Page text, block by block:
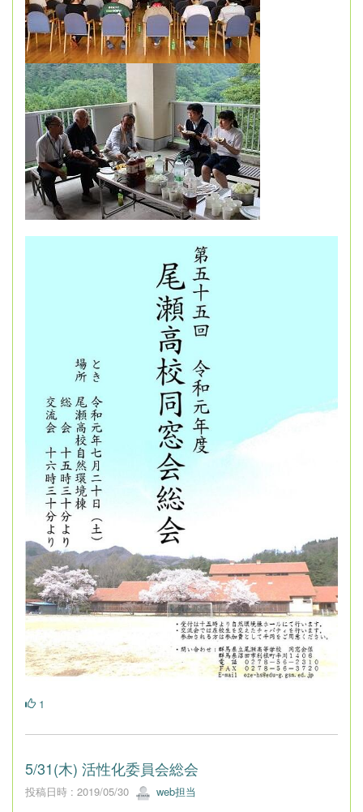
1
5/31(木) 活性化委員会総会
投稿日時 : 2019/05/30 web担当